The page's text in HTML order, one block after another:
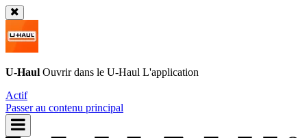
U-Haul Ouvrir dans le U-Haul L'application
Actif
Passer au contenu principal